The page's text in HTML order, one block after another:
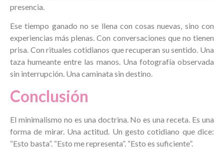
presencia.
Ese tiempo ganado no se llena con cosas nuevas, sino con
experiencias más plenas. Con conversaciones que no tienen
prisa. Con rituales cotidianos que recuperan su sentido. Una
taza humeante entre las manos. Una fotografía observada
sin interrupción. Una caminata sin destino.
Conclusión
El minimalismo no es una doctrina. No es una receta. Es una
forma de mirar. Una actitud. Un gesto cotidiano que dice:
“Esto basta”. “Esto me representa”. “Esto es suficiente”.